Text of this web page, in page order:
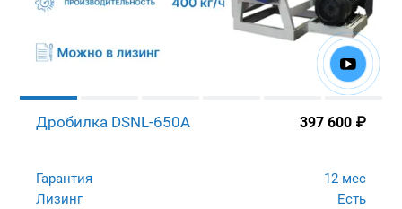
Дробилка DSNL-650A 397 600 ₽
Гарантия
12 мес
Лизинг
Есть